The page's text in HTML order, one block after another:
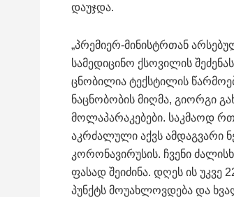
დაუჯდა.
„პრემიერ-მინისტრთან
სამედიცინო ქსოვილის
ცნობილია ტექსტილის
ნაცნობობის მიღმა, გიორგი
მოლაპარაკებები. საკმაოდ
აკრძალული აქვს ამდაგვარი
კორონავირუსის. ჩვენი
ფასად შეიძინა. დღეს ის
პუნქტს მოუახლოვდება და